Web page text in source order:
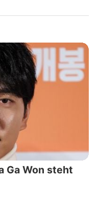
Ga Won steht